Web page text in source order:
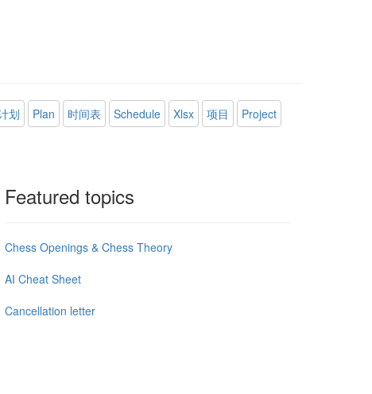
划 Plan 时间表 Schedule Xlsx 项目
Project
Featured topics
Chess Openings & Chess Theory
AI Cheat Sheet
Cancellation letter